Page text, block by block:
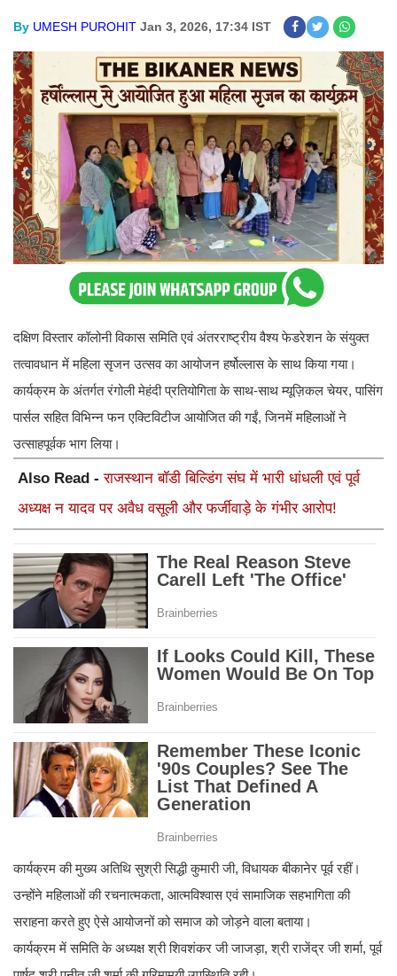
By UMESH PUROHIT Jan 3, 2026, 17:34 IST
दक्षिण विस्तार कॉलोनी विकास समिति एवं अंतरराष्ट्रीय वैश्य फेडरेशन के संयुक्त
तत्वावधान में महिला सृजन उत्सव का आयोजन हर्षोल्लास के साथ किया गया।
कार्यक्रम के अंतर्गत रंगोली मेहंदी प्रतियोगिता के साथ-साथ म्यूज़िकल चेयर, पासिंग
पार्सल सहित विभिन्न फन एक्टिविटीज आयोजित की गईं, जिनमें महिलाओं ने
उत्साहपूर्वक भाग लिया।
Also Read -राजस्थान बॉडी बिल्डिंग संघ में भारी धांधली एवं पूर्व
अध्यक्ष न यादव पर अवैध वसूली और फर्जीवाड़े के गंभीर आरोप!
कार्यक्रम की मुख्य अतिथि सुश्री सिद्धी कुमारी जी, विधायक बीकानेर पूर्व रहीं।
उन्होंने महिलाओं की रचनात्मकता, आत्मविश्वास एवं सामाजिक सहभागिता की
सराहना करते हुए ऐसे आयोजनों को समाज को जोड़ने वाला बताया।
कार्यक्रम में समिति के अध्यक्ष श्री शिवशंकर जी जाजड़ा, श्री राजेंद्र जी शर्मा, पूर्व